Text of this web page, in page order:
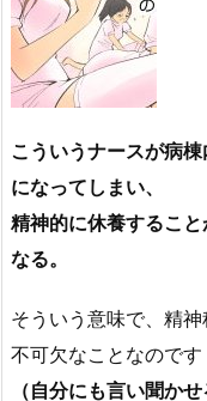
こういうナースが病
になってしまい、
精神的に休養するこ
なる。
そういう意味で、精
不可欠なことなのです
（自分にも言い聞かせ